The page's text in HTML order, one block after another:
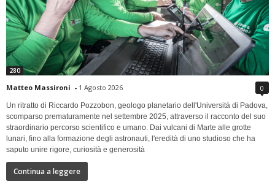
280
Matteo Massironi - 1 Agosto 2026 0
Un ritratto di Riccardo Pozzobon, geologo planetario dell'Università di Padova,
scomparso prematuramente nel settembre 2025, attraverso il racconto del suo
straordinario percorso scientifico e umano. Dai vulcani di Marte alle grotte
lunari, fino alla formazione degli astronauti, l'eredità di uno studioso che ha
saputo unire rigore, curiosità e generosità
Continua a leggere